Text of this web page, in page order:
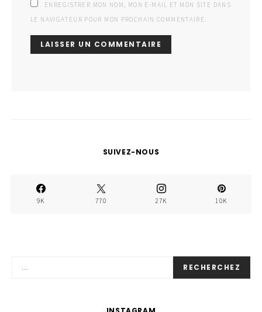
ENREGISTRER MON NOM, MON E-MAIL ET MON SITE DANS
LE NAVIGATEUR POUR MON PROCHAIN COMMENTAIRE.
SUIVEZ-NOUS
9K 770 27K 10K
RECHERCHEZ